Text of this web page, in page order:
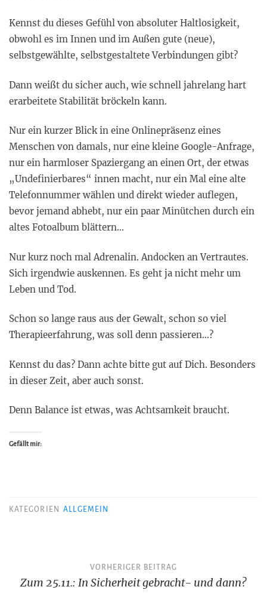
Kennst du dieses Gefühl von absoluter Haltlosigkeit,
obwohl es im Innen und im Außen gute (neue),
selbstgewählte, selbstgestaltete Verbindungen gibt?
Dann weißt du sicher auch, wie schnell jahrelang hart
erarbeitete Stabilität bröckeln kann.
Nur ein kurzer Blick in eine Onlinepräsenz eines
Menschen von damals, nur eine kleine Google-Anfrage,
nur ein harmloser Spaziergang an einen Ort, der etwas
„Undefinierbares“ innen macht, nur ein Mal eine alte
Telefonnummer wählen und direkt wieder auflegen,
bevor jemand abhebt, nur ein paar Minütchen durch ein
altes Fotoalbum blättern…
Nur kurz noch mal Adrenalin. Andocken an Vertrautes.
Sich irgendwie auskennen. Es geht ja nicht mehr um
Leben und Tod.
Schon so lange raus aus der Gewalt, schon so viel
Therapieerfahrung, was soll denn passieren…?
Kennst du das? Dann achte bitte gut auf Dich. Besonders
in dieser Zeit, aber auch sonst.
Denn Balance ist etwas, was Achtsamkeit braucht.
Gefällt mir:
KATEGORIEN ALLGEMEIN
Beitragsnavigation
VORHERIGER BEITRAG
Zum 25.11.: In Sicherheit gebracht- und dann?